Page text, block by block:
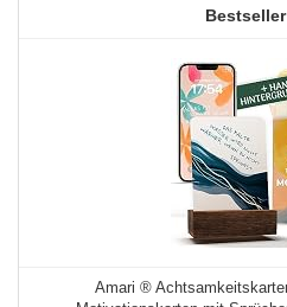
Amari ®